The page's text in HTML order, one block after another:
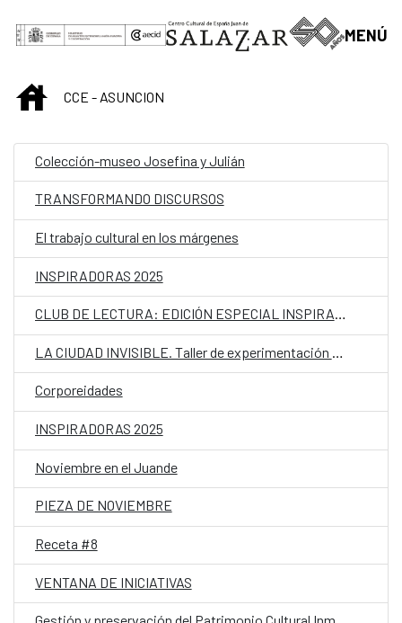
Saltar al contenido principal
MENÚ
INICIOCCE - ASUNCION
Colección-museo Josefina y Julián
TRANSFORMANDO DISCURSOS
El trabajo cultural en los márgenes
INSPIRADORAS 2025
CLUB DE LECTURA: EDICIÓN ESPECIAL INSPIRADORAS
LA CIUDAD INVISIBLE. Taller de experimentación analógica
Corporeidades
INSPIRADORAS 2025
Noviembre en el Juande
PIEZA DE NOVIEMBRE
Receta #8
VENTANA DE INICIATIVAS